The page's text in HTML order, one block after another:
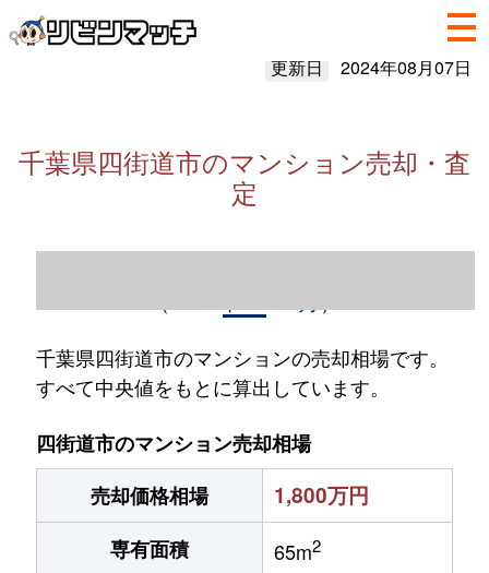
更新日 2024年08月07日
千葉県四街道市のマンション売却・査
定
千葉県四街道市のマンションの売却相場です。
すべて中央値をもとに算出しています。
四街道市のマンション売却相場
売却価格相場
1,800万円
専有面積 65m2